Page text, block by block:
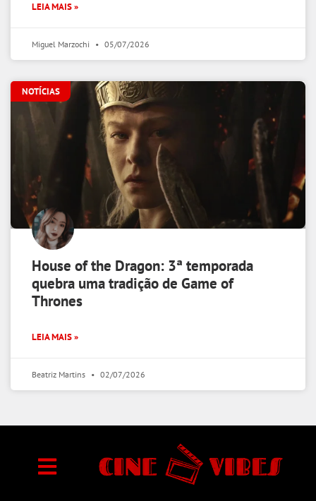
LEIA MAIS »
Miguel Marzochi 05/07/2026
NOTÍCIAS
House of the Dragon: 3ª temporada
quebra uma tradição de Game of
Thrones
LEIA MAIS »
Beatriz Martins 02/07/2026